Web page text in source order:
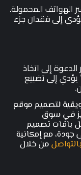
الهواتف المحمولة.
إلى فقدان جزء
إلى اتخاذ
يؤدي إلى تضييع
لتصميم موقع
في سوق
باقات تصميم
جودة، مع إمكانية
من خلال